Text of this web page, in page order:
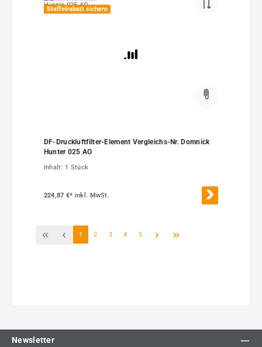
Staffelrabatt sichern
DF-Druckluftfilter-Element Vergleichs-Nr. Domnick
Hunter 025 AO
Inhalt: 1 Stück
224,87 €* inkl. MwSt.
Seite
1 Seite
2 Seite
3 Seite
4 Seite
5
Newsletter